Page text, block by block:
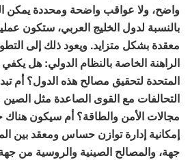
واضح، ولا عواقب واضحة ومحددة يمكن
بالنسبة لدول الخليج العربي، ستكون
معقدة بشكل متزايد. ويعود ذلك إلى
الراهنة الخاصة بالنظام الدولي: هل يكفي
المتحدة لتحقيق مصالح هذه الدول؟ أم
التحالفات مع القوى الصاعدة مثل
مجالات الأمن والطاقة؟ أم سيكون هناك
إمكانية إدارة توازن حساس ومعقد بين
جهة، والمصالح الصينية والروسية من